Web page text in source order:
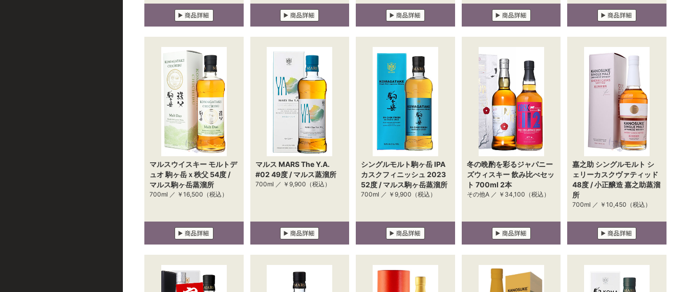
マルスウイスキー モルトデ
ュオ 駒ヶ岳ｘ秩父 54度 /
マルス駒ヶ岳蒸溜所
700ml ／ ￥16,500 （税込）
マルス MARS The Y.A.
#02 49度 / マルス蒸溜所
700ml ／ ￥9,900 （税込）
シングルモルト駒ヶ岳 IPA
カスクフィニッシュ 2023
52度 / マルス駒ヶ岳蒸溜所
700ml ／ ￥9,900 （税込）
冬の晩酌を彩るジャパニー
ズウィスキー 飲み比べセッ
ト 700ml 2本
その他A ／ ￥34,100 （税込）
嘉之助 シングルモルト シ
ェリーカスクヴァティッド
48度 / 小正醸造 嘉之助蒸溜
所
700ml ／ ￥10,450 （税込）